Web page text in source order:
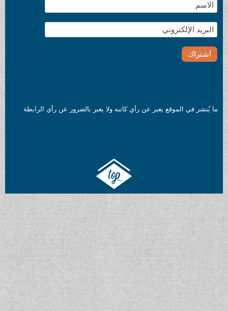
ما يُنشر في الموقع يعبر عن رأي كاتبه ولا يعبر بالضرور عن رأي الرابطة